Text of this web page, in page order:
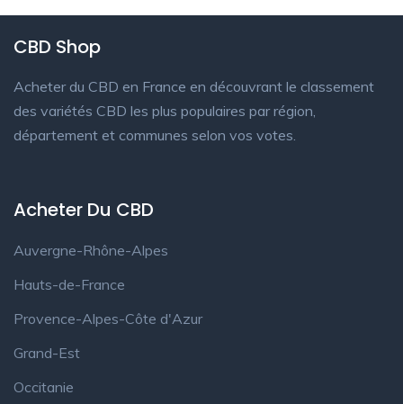
CBD Shop
Acheter du CBD en France en découvrant le classement
des variétés CBD les plus populaires par région,
département et communes selon vos votes.
Acheter Du CBD
Auvergne-Rhône-Alpes
Hauts-de-France
Provence-Alpes-Côte d'Azur
Grand-Est
Occitanie